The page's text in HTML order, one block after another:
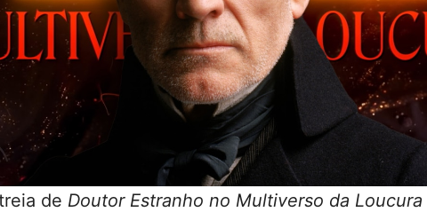
de Doutor Estranho no Multiverso da Loucura